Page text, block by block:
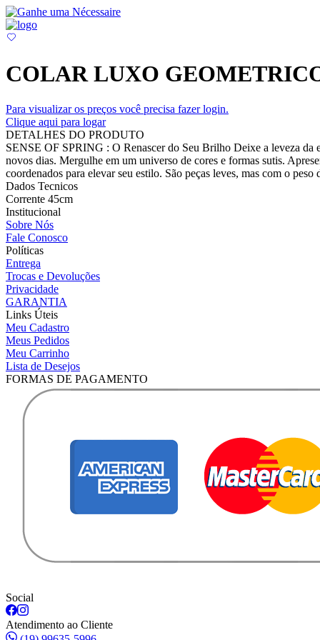
COLAR LUXO
Para visualizar os preços você precisa fazer login.
Clique aqui para logar
DETALHES DO PRODUTO
SENSE OF SPRING : O Renascer do Seu Brilho Deixe a leveza da
novos dias. Mergulhe em um universo de cores e formas sutis.
coordenados para elevar seu estilo. São peças leves, mas com o
Dados Tecnicos
Corrente 45cm
Institucional
Sobre Nós
Fale Conosco
Políticas
Entrega
Trocas e Devoluções
Privacidade
GARANTIA
Links Úteis
Meu Cadastro
Meus Pedidos
Meu Carrinho
Lista de Desejos
FORMAS DE PAGAMENTO
Social
Atendimento ao Cliente